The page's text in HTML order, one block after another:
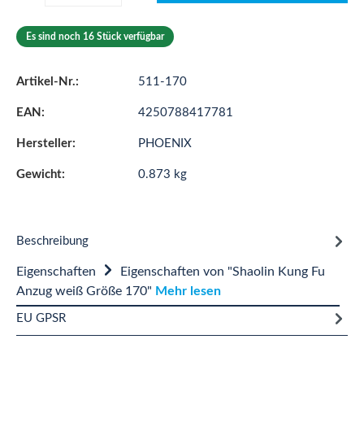
Es sind noch 16 Stück verfügbar
Artikel-Nr.: 511-170
EAN: 4250788417781
Hersteller: PHOENIX
Gewicht: 0.873 kg
Beschreibung
Eigenschaften
Eigenschaften von "Shaolin Kung Fu
Anzug weiß Größe 170" Mehr lesen
EU GPSR